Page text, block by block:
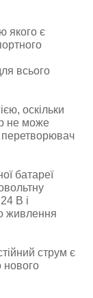
якого є
всього
оскільки
не може
батареї
В і
живлення
струм є
нового